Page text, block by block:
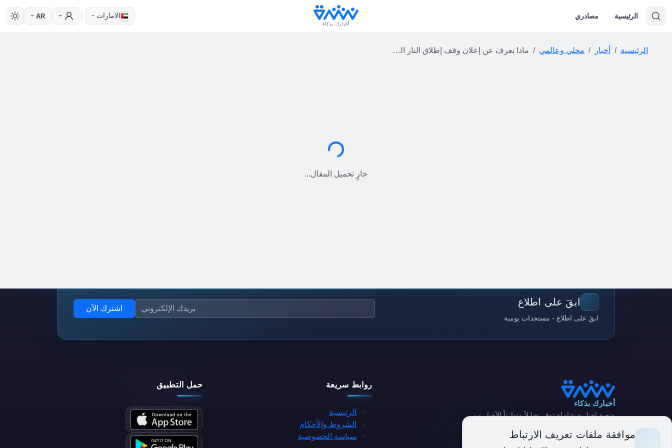
موافقة ملفات تعريف الارتباط
الرئيسية مصادري
أخبارك بذكاء
الامارات AR
الرئيسية أخبار محلي وعالمي ماذا نعرف عن إعلان وقف إطلاق النار الجديد في لبنان؟ #عاجل
جارٍ تحميل المقال...
ابقَ على اطلاع
ابقَ على اطلاع - مستجدات يومية
اشترك الآن
أخبارك بذكاء
منصة إخبارية شاملة توفر تحليلاً متوازناً للأخبار من
روابط سريعة
الرئيسية
الشروط والأحكام
سياسة الخصوصية
حمل التطبيق